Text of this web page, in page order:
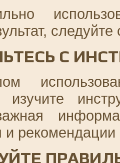
С
изучите
и